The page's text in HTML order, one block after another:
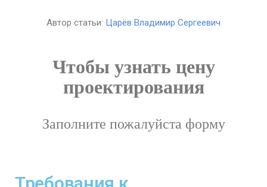
Автор статьи: Царёв Владимир Сергеевич
Чтобы узнать цену
проектирования
Заполните пожалуйста форму